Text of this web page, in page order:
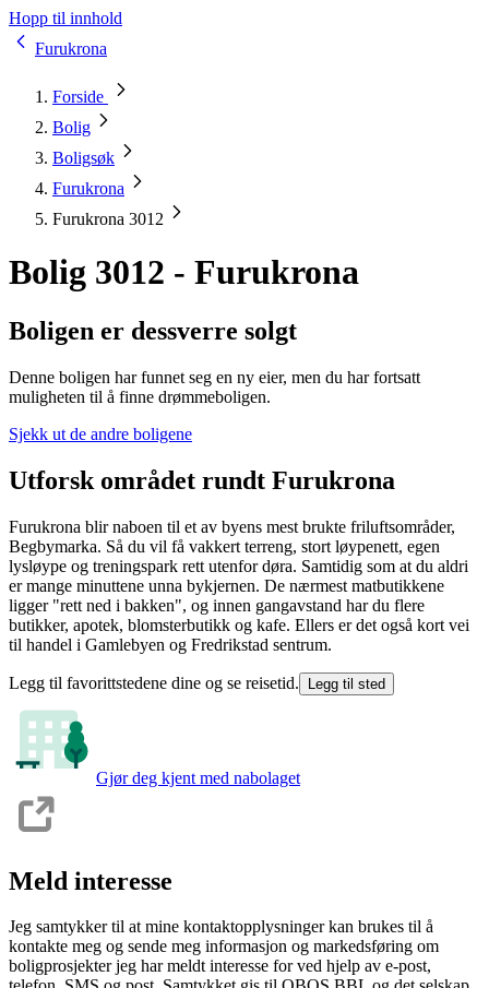
Hopp til innhold
Furukrona
Forside
Bolig
Boligsøk
Furukrona
Furukrona 3012
Bolig 3012 - Furukrona
Boligen er dessverre solgt
Denne boligen har funnet seg en ny eier, men du har fortsatt
muligheten til å finne drømmeboligen.
Sjekk ut de andre boligene
Utforsk området rundt Furukrona
Furukrona blir naboen til et av byens mest brukte friluftsområder,
Begbymarka. Så du vil få vakkert terreng, stort løypenett, egen
lysløype og treningspark rett utenfor døra. Samtidig som at du aldri
er mange minuttene unna bykjernen. De nærmest matbutikkene
ligger "rett ned i bakken", og innen gangavstand har du flere
butikker, apotek, blomsterbutikk og kafe. Ellers er det også kort vei
til handel i Gamlebyen og Fredrikstad sentrum.
Legg til favorittstedene dine og se reisetid. Legg til sted
Gjør deg kjent med nabolaget
Meld interesse
Jeg samtykker til at mine kontaktopplysninger kan brukes til å
kontakte meg og sende meg informasjon og markedsføring om
boligprosjekter jeg har meldt interesse for ved hjelp av e-post,